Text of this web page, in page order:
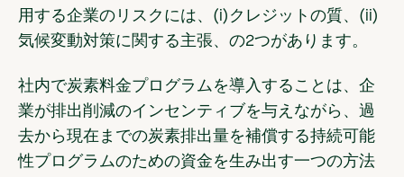
用する企業のリスクには、(i)クレジットの質、(ii)
気候変動対策に関する主張、の2つがあります。
社内で炭素料金プログラムを導入することは、企
業が排出削減のインセンティブを与えながら、過
去から現在までの炭素排出量を補償する持続可能
性プログラムのための資金を生み出す一つの方法